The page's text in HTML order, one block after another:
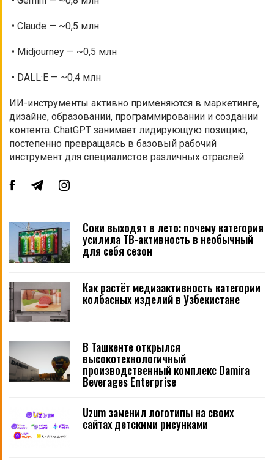
• Claude — ~0,5 млн
• Midjourney — ~0,5 млн
• DALL·E — ~0,4 млн
ИИ-инструменты активно применяются в маркетинге,
дизайне, образовании, программировании и создании
контента. ChatGPT занимает лидирующую позицию,
постепенно превращаясь в базовый рабочий
инструмент для специалистов различных отраслей.
Соки выходят в лето: почему категория
усилила ТВ-активность в необычный
для себя сезон
Как растёт медиаактивность категории
колбасных изделий в Узбекистане
В Ташкенте открылся
высокотехнологичный
производственный комплекс Damira
Beverages Enterprise
Uzum заменил логотипы на своих
сайтах детскими рисунками